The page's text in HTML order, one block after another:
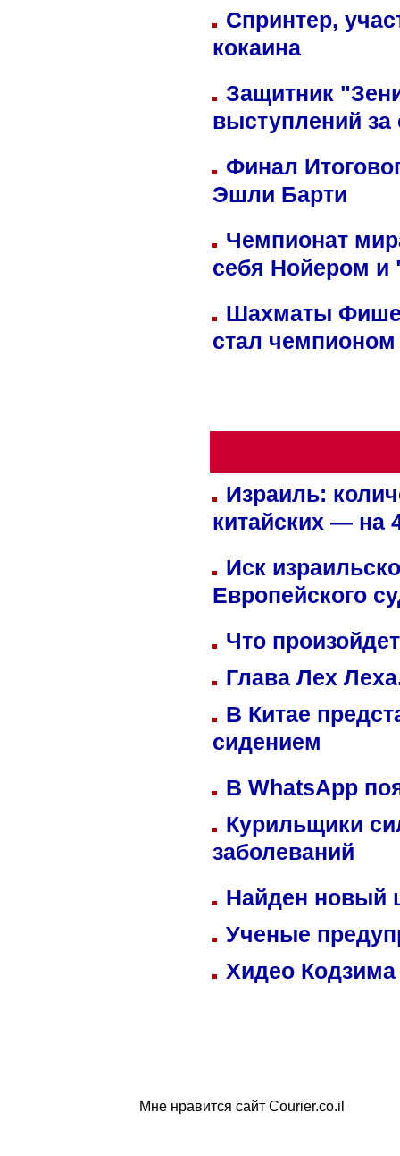
Спринтер,
кокаина
Защитник
выступлений
Финал
Эшли Барти
Чемпионат
себя Нойером и
Шахматы
стал
Израиль:
китайских — на
Иск
Европейского
Что
Глава Лех
В Китае
сидением
В WhatsApp
Курильщики
заболеваний
Найден
Ученые
Хидео
Мне нравится сайт Courier.co.il